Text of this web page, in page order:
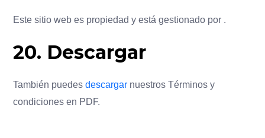
Este sitio web es propiedad y está gestionado por .
20. Descargar
También puedes descargar nuestros Términos y
condiciones en PDF.